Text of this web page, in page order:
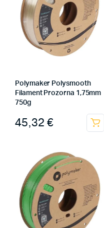
Polymaker Polysmooth
Filament Prozorna 1,75mm
750g
45,32 €